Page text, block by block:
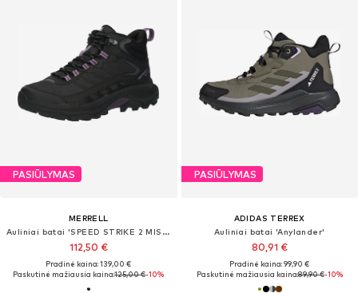
PASIŪLYMAS
MERRELL
Auliniai batai 'SPEED STRIKE 2 MIS GORE-TEX'
112,50 €
Pradinė kaina: 139,00 €
Paskutinė mažiausia kaina:125,00 €-10%
PASIŪLYMAS
ADIDAS TERREX
Auliniai batai 'Anylander'
80,91 €
Pradinė kaina: 99,90 €
Paskutinė mažiausia kaina:89,90 €-10%